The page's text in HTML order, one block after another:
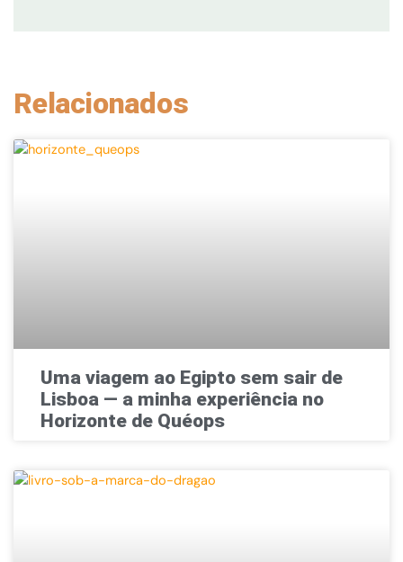
Relacionados
Uma viagem ao Egipto sem sair de
Lisboa — a minha experiência no
Horizonte de Quéops